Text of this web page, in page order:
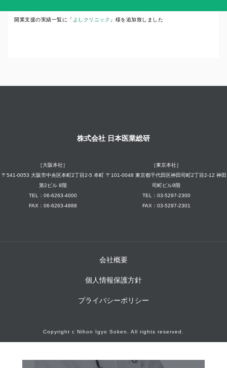
開業支援の実績一覧に「 よしクリニック 」様を追加致しました
株式会社 日本医業総研
［大阪本社］
〒541-0053 大阪市中央区本町2丁目2-5 本町
第2ビル 8階
TEL：06-6263-4000
FAX：06-6263-4888
［東京本社］
〒101-0048 東京都千代田区神田司町2丁目2-12 神田
司町ビル9階
TEL：03-5297-2300
FAX：03-5297-2301
会社概要
個人情報保護方針
プライバシーポリシー
Copyright c Nihon Igyo Soken. All rights reserved.